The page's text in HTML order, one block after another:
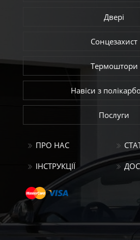
Двері
Сонцезахист
Термоштори
Навіси з
Послуги
ПРО НАС
ІНСТРУКЦІЇ